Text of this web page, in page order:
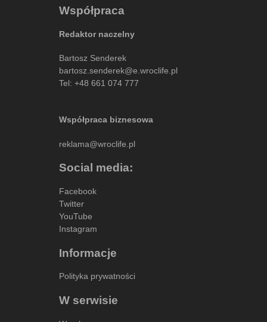
Współpraca
Redaktor naczelny
Bartosz Senderek
bartosz.senderek@e.wroclife.pl
Tel: +48 661 074 777
Współpraca biznesowa
reklama@wroclife.pl
Social media:
Facebook
Twitter
YouTube
Instagram
Informacje
Polityka prywatności
W serwisie